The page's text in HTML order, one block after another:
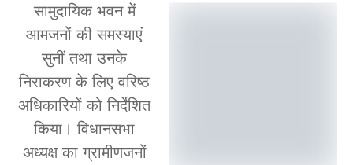
सामुदायिक भवन में
आमजनों की समस्याएं
सुनीं तथा उनके
निराकरण के लिए वरिष्ठ
अधिकारियों को निर्देशित
किया। विधानसभा
अध्यक्ष का ग्रामीणजनों